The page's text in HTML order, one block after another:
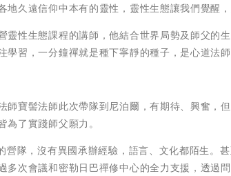
地久遠信仰中本有的靈性，靈性生態讓我們覺醒，
靈性生態課程的講師，他結合世界局勢及師父的
學習，一分鐘禪就是種下寧靜的種子，是心道法
師寶髻法師此次帶隊到尼泊爾，有期待、興奮，
了實踐師父願力。
營隊，沒有異國承辦經驗，語言、文化都陌生。
多次會議和密勒日巴禪修中心的全力支援，透過